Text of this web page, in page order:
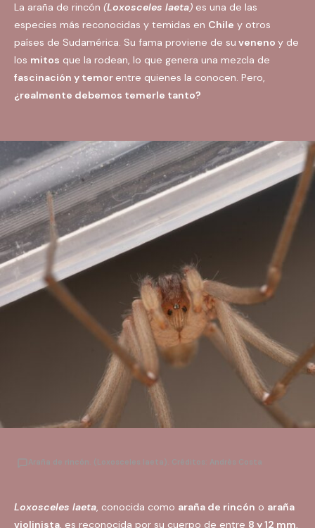
La araña de rincón (Loxosceles laeta) es una de las
especies más reconocidas y temidas en Chile y otros
países de Sudamérica. Su fama proviene de su veneno y de
los mitos que la rodean, lo que genera una mezcla de
fascinación y temor entre quienes la conocen. Pero,
¿realmente debemos temerle tanto?
Loxosceles laeta, conocida como araña de rincón o araña
violinista, es reconocida por su cuerpo de entre 8 y 12 mm,